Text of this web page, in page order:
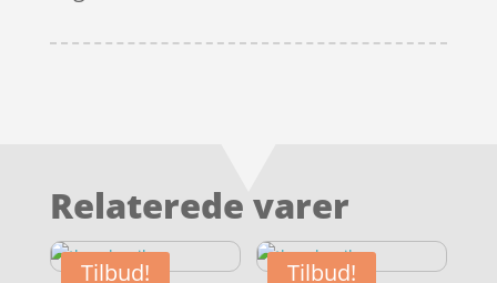
Relaterede varer
Tilbud! Tilbud!